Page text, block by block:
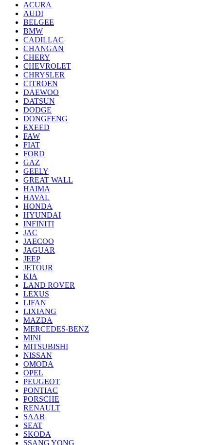
ACURA
AUDI
BELGEE
BMW
CADILLAC
CHANGAN
CHERY
CHEVROLET
CHRYSLER
CITROEN
DAEWOO
DATSUN
DODGE
DONGFENG
EXEED
FAW
FIAT
FORD
GAZ
GEELY
GREAT WALL
HAIMA
HAVAL
HONDA
HYUNDAI
INFINITI
JAC
JAECOO
JAGUAR
JEEP
JETOUR
KIA
LAND ROVER
LEXUS
LIFAN
LIXIANG
MAZDA
MERCEDES-BENZ
MINI
MITSUBISHI
NISSAN
OMODA
OPEL
PEUGEOT
PONTIAC
PORSCHE
RENAULT
SAAB
SEAT
SKODA
SSANG YONG